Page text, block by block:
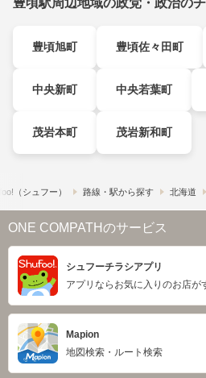
豊頃駅周辺地域の政党・政治の
豊頃旭町 豊頃佐々田町
中央新町 中央若葉町
茂岩本町 茂岩新和町
（シュフー） 路線・駅から探す 北海道
ONE COMPATHのサービス
シュフーチラシアプリ
アプリならお気に入りのお店が
Mapion
地図検索・ルート検索